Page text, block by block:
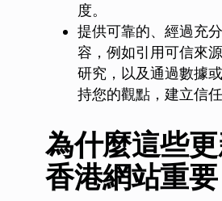
度。
提供可靠的、經過充
容，例如引用可信來
研究，以及通過數據
持您的觀點，建立信任
為什麼這些
香港網站重要